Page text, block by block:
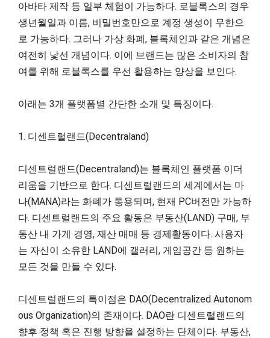
아바타 제작 등 일부 체험이 가능하다. 로블록스의 경우
생년월일과 이름, 비밀번호만으로 계정 생성이 무한으
로 가능하다. 그러나 가상 화폐, 블록체인과 같은 개념은
여전히 낯선 개념이다. 이에 브랜드는 많은 소비자의 참
여를 위해 로블록스를 우선 활용하는 양상을 보인다.
아래는 3개 플랫폼별 간단한 소개 및 특징이다.
1. 디센트럴랜드(Decentraland)
디센트럴랜드(Decentraland)는 블록체인 플랫폼 이더
리움을 기반으로 한다. 디센트럴랜드의 세계에서는 마
나(MANA)라는 화폐가 통용되며, 현재 PC버전만 가능하
다. 디센트럴랜드의 주요 활동은 부동산(LAND) 구매, 부
동산 내 가게 경영, 재산 매매 등 경제활동이다. 사용자
는 자신이 소유한 LAND에 갤러리, 게임공간 등 원하는
모든 것을 만들 수 있다.
디센트럴랜드의 특이점은 DAO(Decentralized Autonom
ous Organization)의 존재이다. DAO란 디센트럴랜드의
향후 정책 혹은 진행 방향을 설정하는 단체이다. 부동산,